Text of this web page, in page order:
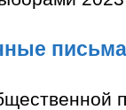
письма